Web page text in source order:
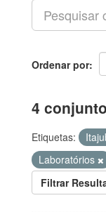
Ordenar por
4
Etiquetas:
Laboratórios
Filtrar